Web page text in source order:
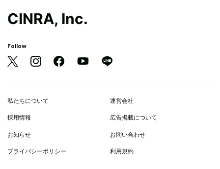
CINRA, Inc.
Follow
私たちについて 運営会社
採用情報 広告掲載について
お知らせ お問い合わせ
プライバシーポリシー 利用規約